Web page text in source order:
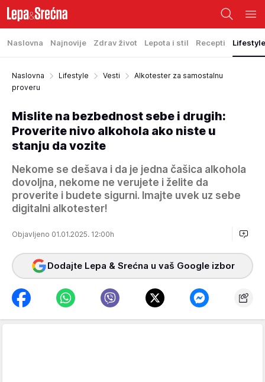
Naslovna Najnovije Zdrav život Lepota i stil Recepti Lifestyle
Naslovna Lifestyle Vesti
Alkotester za samostalnu
proveru
Mislite na bezbednost sebe i drugih:
Proverite nivo alkohola ako niste u
stanju da vozite
Nekome se dešava i da je jedna čašica alkohola
dovoljna, nekome ne verujete i želite da
proverite i budete sigurni. Imajte uvek uz sebe
digitalni alkotester!
Objavljeno 01.01.2025. 12:00h
Dodajte Lepa & Srećna u vaš Google izbor